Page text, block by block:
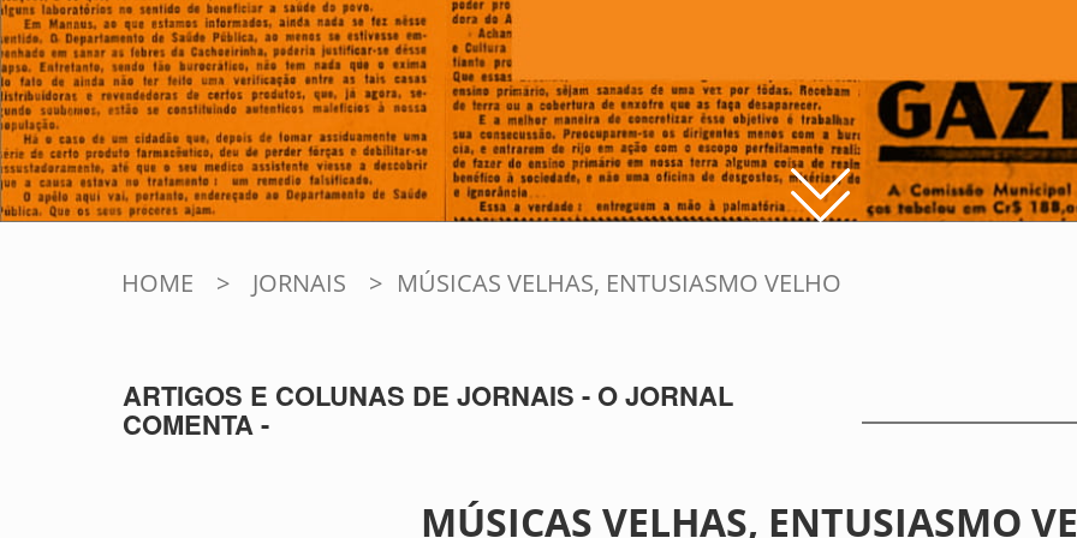
HOME > JORNAIS > MÚSICAS VELHAS, ENTUSIASMO VELHO
ARTIGOS E COLUNAS DE JORNAIS - O JORNAL
COMENTA -
MÚSICAS VELHAS, ENTUSIASMO